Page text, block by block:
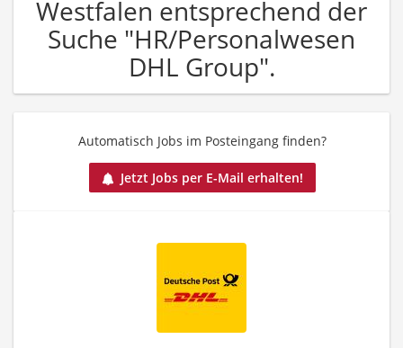
Westfalen entsprechend der
Suche "HR/Personalwesen
DHL Group".
Automatisch Jobs im Posteingang finden?
Jetzt Jobs per E-Mail erhalten!